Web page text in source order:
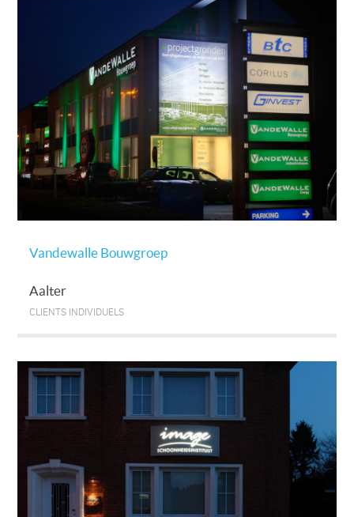
Vandewalle Bouwgroep
Aalter
CLIENTS INDIVIDUELS